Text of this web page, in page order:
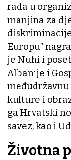
rada u
manjina za
Europu”
je Nuhi i
Albanije i
kulture i
ga Hrvatski
savez, kao i
Životna